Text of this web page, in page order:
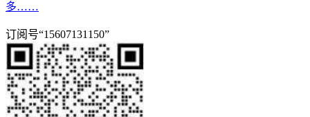
多……
订阅号“15607131150”